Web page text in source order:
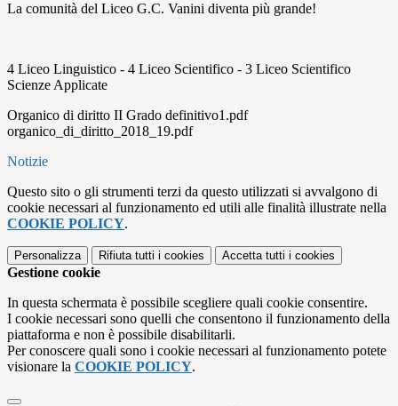
La comunità del Liceo G.C. Vanini diventa più grande!
4 Liceo Linguistico - 4 Liceo Scientifico - 3 Liceo Scientifico
Scienze Applicate
Organico di diritto II Grado definitivo1.pdf
organico_di_diritto_2018_19.pdf
Notizie
Questo sito o gli strumenti terzi da questo utilizzati si avvalgono di
cookie necessari al funzionamento ed utili alle finalità illustrate nella
COOKIE POLICY.
Personalizza Rifiuta tutti i cookies Accetta tutti i cookies
Gestione cookie
In questa schermata è possibile scegliere quali cookie consentire.
I cookie necessari sono quelli che consentono il funzionamento della
piattaforma e non è possibile disabilitarli.
Per conoscere quali sono i cookie necessari al funzionamento potete
visionare la COOKIE POLICY.